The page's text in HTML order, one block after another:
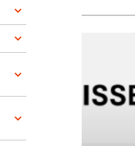
続可能なフ
れています。